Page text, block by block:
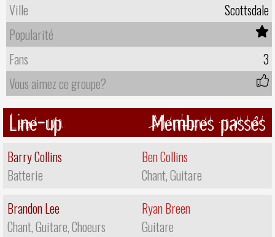
Ville
Scottsdale
Popularité
Fans
3
Vous aimez ce groupe?
Line-up
Barry Collins
Batterie
Brandon Lee
Chant, Guitare, Choeurs
Membres passés
Ben Collins
Chant, Guitare
Ryan Breen
Guitare